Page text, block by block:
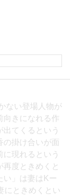
ない登場人物が
向きになれる作
てくるという
の掛け合いが面
現れるという
度ときめくと
い」は妻はKー
にときめくとい